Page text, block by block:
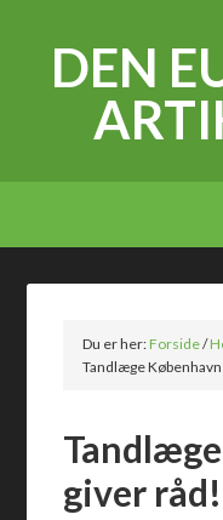
DEN
Du er her:Forside/
Tandlæge
giver råd!